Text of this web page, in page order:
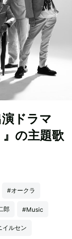
ドラマ
』の主題歌
#オークラ
郎 #Music
イルセン